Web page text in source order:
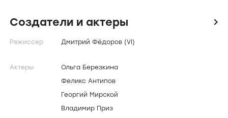
Создатели и актеры icon
Режиссер Дмитрий Фёдоров (VI)
Актеры
Ольга Березкина
Феликс Антипов
Георгий Мирской
Владимир Приз